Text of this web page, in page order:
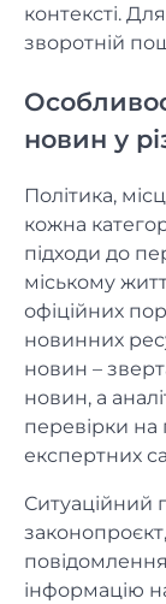
контексті.
зворотній
новин у
Політика,
кожна
підходи до
міському
офіційних
новинних
новин –
новин, а
перевірки на
експертних
Ситуаційний
інформацію